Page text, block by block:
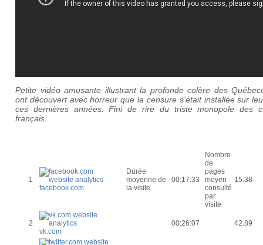
Petite vidéo amusante illustrant la profonde colère des
ont découvert avec horreur que la censure s'était installée sur
ces dernières années. Fini de rire du triste monopole des
français.
1
facebook.com
Durée
moyenne de
la visite
00:17:33
Nombre
de
pages
moyen
consulté
par
visite
15.38
2
vk.com
00:26:07 42.89